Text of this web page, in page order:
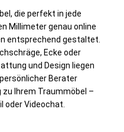
die perfekt in jede
Millimeter genau online
entsprechend gestaltet.
Ecke oder
und Design liegen
Berater
Ihrem Traummöbel –
oder Videochat.